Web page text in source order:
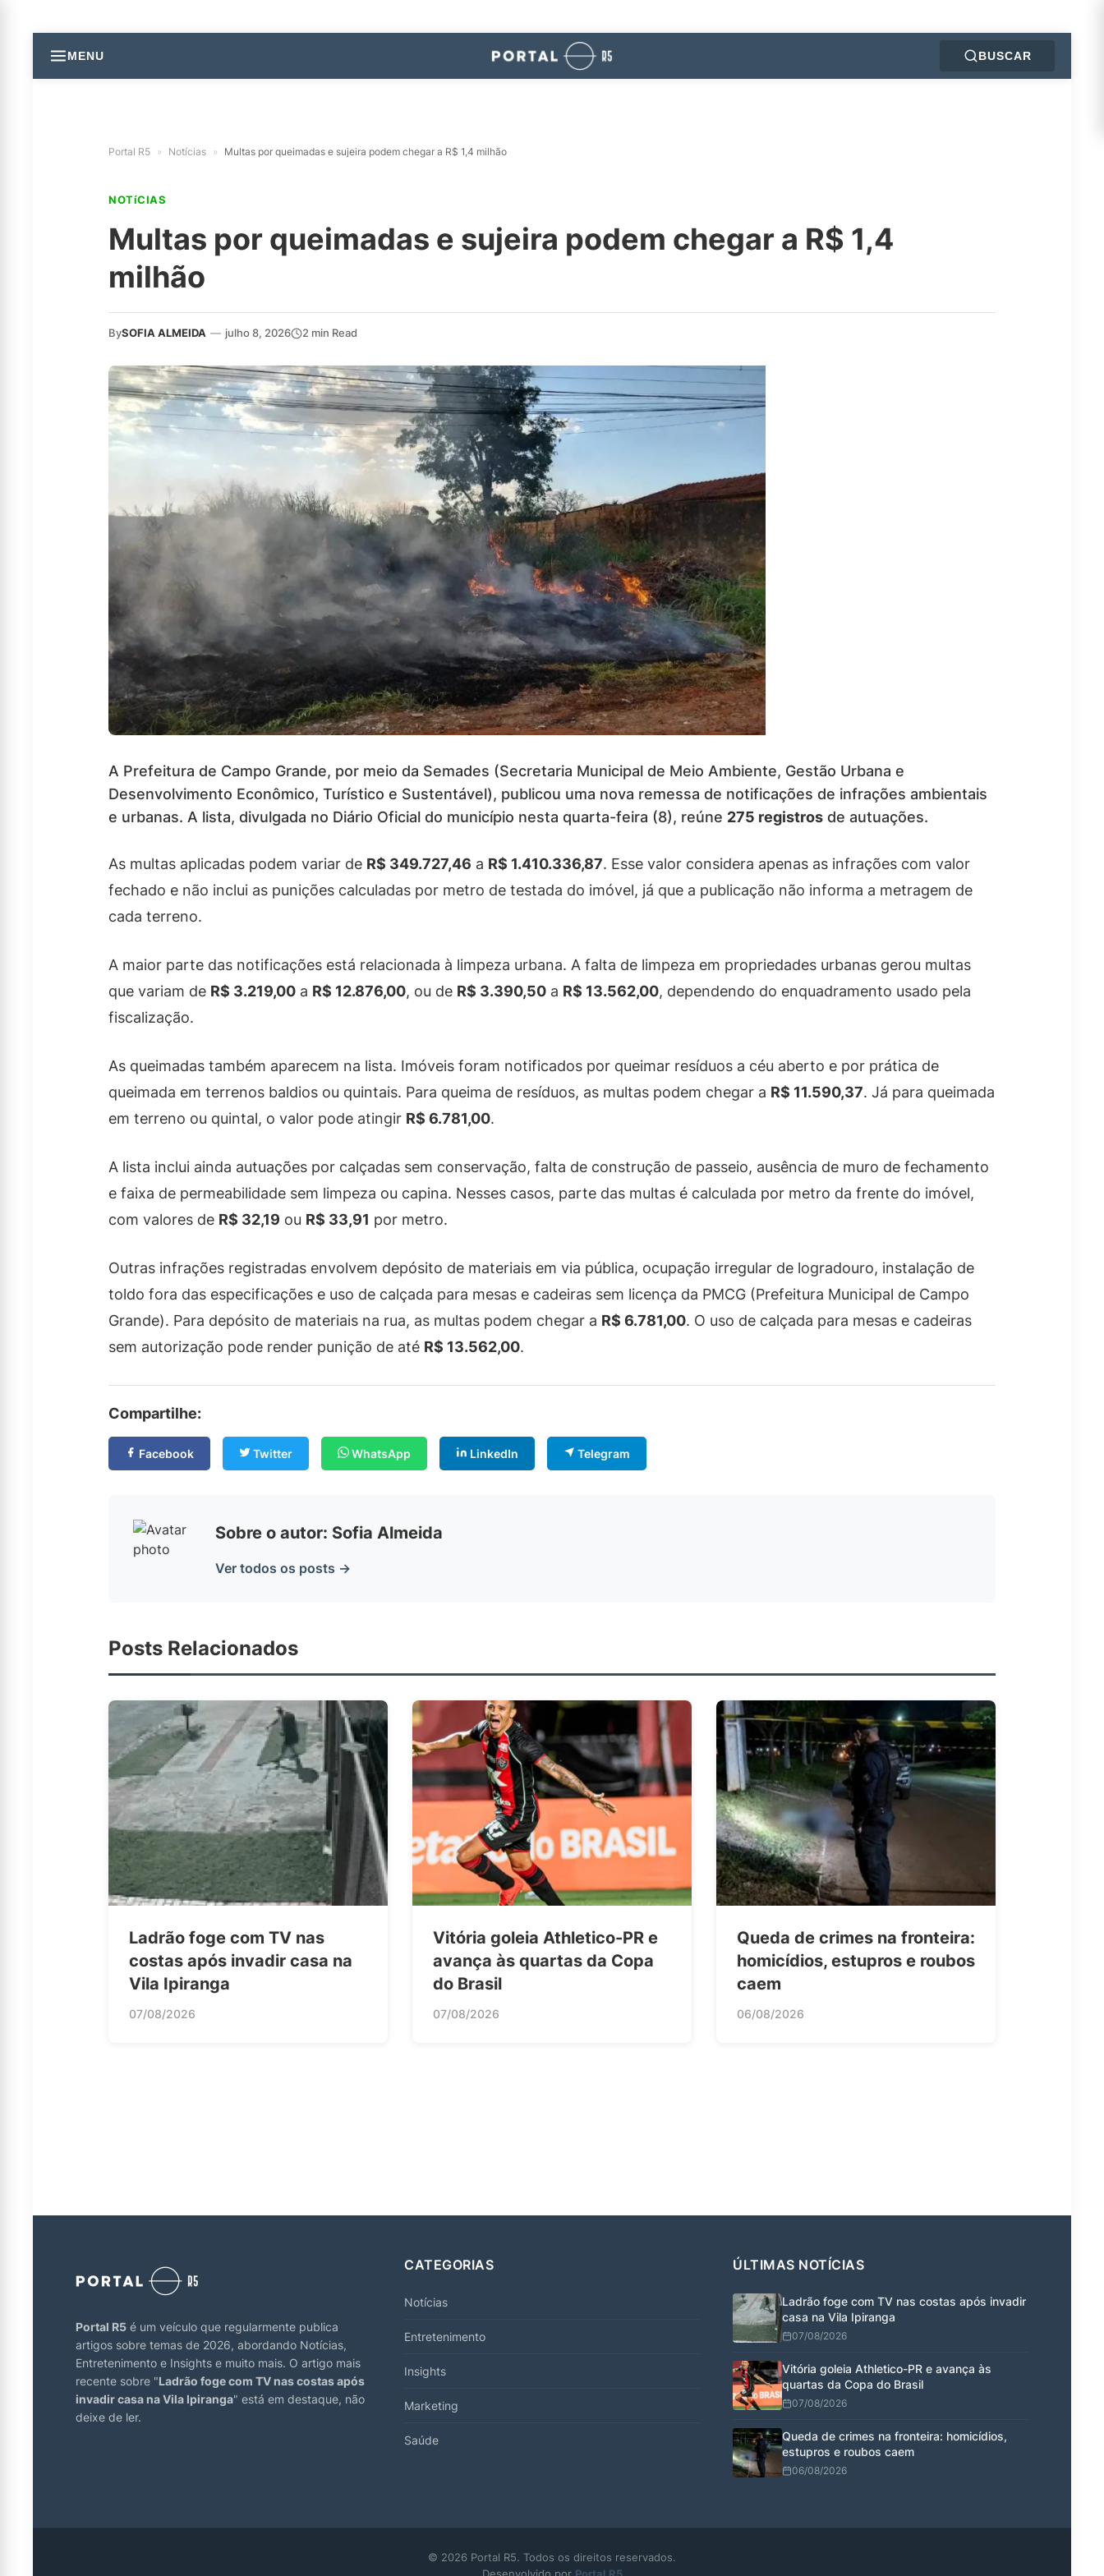
MENU BUSCAR
Portal R5 » Notícias » Multas por queimadas e sujeira podem chegar a R$ 1,4 milhão
NOTíCIAS
Multas por queimadas e sujeira podem chegar a R$ 1,4
milhão
BySOFIA ALMEIDA — julho 8, 2026 2 min Read
A Prefeitura de Campo Grande, por meio da Semades (Secretaria Municipal de Meio Ambiente, Gestão Urbana e
Desenvolvimento Econômico, Turístico e Sustentável), publicou uma nova remessa de notificações de infrações ambientais
e urbanas. A lista, divulgada no Diário Oficial do município nesta quarta-feira (8), reúne 275 registros de autuações.
As multas aplicadas podem variar de R$ 349.727,46 a R$ 1.410.336,87. Esse valor considera apenas as infrações com valor
fechado e não inclui as punições calculadas por metro de testada do imóvel, já que a publicação não informa a metragem de
cada terreno.
A maior parte das notificações está relacionada à limpeza urbana. A falta de limpeza em propriedades urbanas gerou multas
que variam de R$ 3.219,00 a R$ 12.876,00, ou de R$ 3.390,50 a R$ 13.562,00, dependendo do enquadramento usado pela
fiscalização.
As queimadas também aparecem na lista. Imóveis foram notificados por queimar resíduos a céu aberto e por prática de
queimada em terrenos baldios ou quintais. Para queima de resíduos, as multas podem chegar a R$ 11.590,37. Já para queimada
em terreno ou quintal, o valor pode atingir R$ 6.781,00.
A lista inclui ainda autuações por calçadas sem conservação, falta de construção de passeio, ausência de muro de fechamento
e faixa de permeabilidade sem limpeza ou capina. Nesses casos, parte das multas é calculada por metro da frente do imóvel,
com valores de R$ 32,19 ou R$ 33,91 por metro.
Outras infrações registradas envolvem depósito de materiais em via pública, ocupação irregular de logradouro, instalação de
toldo fora das especificações e uso de calçada para mesas e cadeiras sem licença da PMCG (Prefeitura Municipal de Campo
Grande). Para depósito de materiais na rua, as multas podem chegar a R$ 6.781,00. O uso de calçada para mesas e cadeiras
sem autorização pode render punição de até R$ 13.562,00.
Compartilhe:
Facebook Twitter WhatsApp LinkedIn Telegram
Sobre o autor: Sofia Almeida
Ver todos os posts →
Posts Relacionados
Ladrão foge com TV nas
costas após invadir casa na
Vila Ipiranga
07/08/2026
Vitória goleia Athletico-PR e
avança às quartas da Copa
do Brasil
07/08/2026
Queda de crimes na fronteira:
homicídios, estupros e roubos
caem
06/08/2026
Portal R5 é um veículo que regularmente publica
artigos sobre temas de 2026, abordando Notícias,
Entretenimento e Insights e muito mais. O artigo mais
recente sobre "Ladrão foge com TV nas costas após
invadir casa na Vila Ipiranga" está em destaque, não
deixe de ler.
CATEGORIAS
Notícias
Entretenimento
Insights
Marketing
Saúde
ÚLTIMAS NOTÍCIAS
Ladrão foge com TV nas costas após invadir
casa na Vila Ipiranga
07/08/2026
Vitória goleia Athletico-PR e avança às
quartas da Copa do Brasil
07/08/2026
Queda de crimes na fronteira: homicídios,
estupros e roubos caem
06/08/2026
© 2026 Portal R5. Todos os direitos reservados.